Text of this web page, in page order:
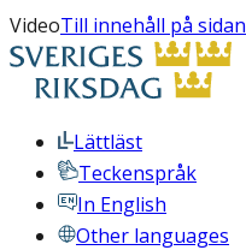
VideoTill innehåll på sidan
Lättläst
Teckenspråk
In English
Other languages